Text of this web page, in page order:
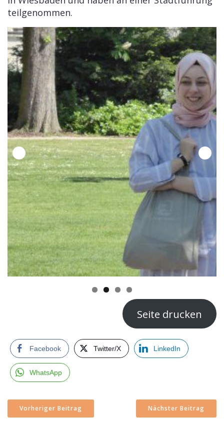
teilgenommen.
Seite drucken
Facebook Twitter/X LinkedIn
WhatsApp
Vorheriger Beitrag Nächster Beitrag